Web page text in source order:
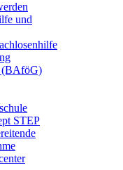
und
(BAföG)
STEP